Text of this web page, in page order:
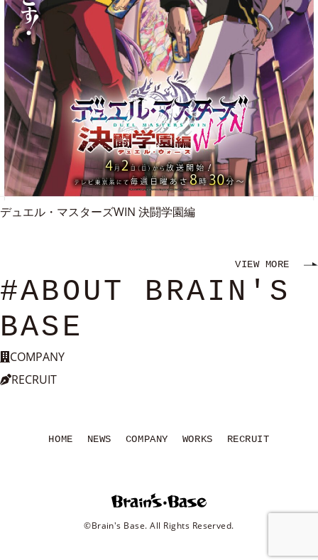
デュエル・マスターズWIN 決闘学園編
VIEW MORE
#ABOUT BRAIN'S
BASE
COMPANY
RECRUIT
HOME NEWS COMPANY WORKS RECRUIT
©Brain's Base. All Rights Reserved.